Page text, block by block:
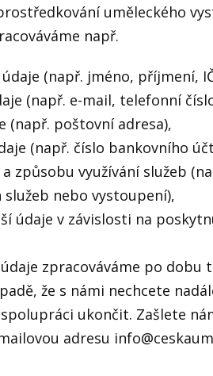
uměleckého
např.
(např. jméno, příjmení,
(např. e-mail, telefonní
(např. poštovní adresa),
(např. číslo bankovního
způsobu využívání služeb
služeb nebo vystoupení),
údaje v závislosti na
zpracováváme po dobu
že s námi nechcete
ukončit. Zašlete
adresu